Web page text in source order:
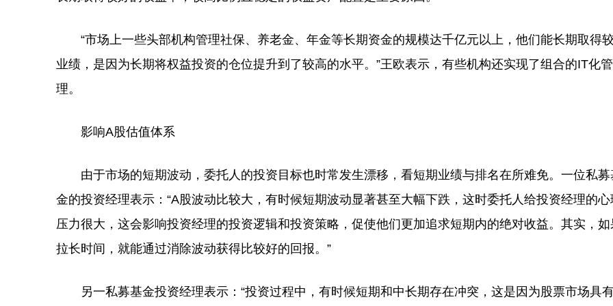
“市场上一些头部机构管理社保、养老金、年金等长期资金的规模达千亿元以上，他们能长期取得
业绩，是因为长期将权益投资的仓位提升到了较高的水平。”王欧表示，有些机构还实现了组合的IT化管
理。
影响A股估值体系
由于市场的短期波动，委托人的投资目标也时常发生漂移，看短期业绩与排名在所难免。一位私募
金的投资经理表示：“A股波动比较大，有时候短期波动显著甚至大幅下跌，这时委托人给投资经理的心
压力很大，这会影响投资经理的投资逻辑和投资策略，促使他们更加追求短期内的绝对收益。其实，如
拉长时间，就能通过消除波动获得比较好的回报。”
另一私募基金投资经理表示：“投资过程中，有时候短期和中长期存在冲突，这是因为股票市场具